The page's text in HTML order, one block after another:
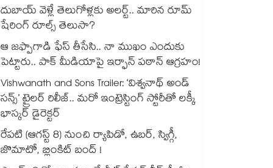
దుబాయ్ వెళ్లే తెలుగోళ్లకు అలర్ట్.. మారిన రూమ్
షేరింగ్‌ రూల్స్ తెలుసా?
ఆ జఫ్పాగాడి ఫేస్ తీసేసి.. నా ముఖం ఎందుకు
పెట్టారు.. పాక్ మీడియాపై ఇర్ఫాన్ పఠాన్ ఆగ్రహం!
Vishwanath and Sons Trailer: ‘విశ్వనాథ్ అండ్
సన్స్’ ట్రైలర్ రిలీజ్.. మరో ఇంట్రెస్టింగ్ స్టోరీతో లక్కీ
భాస్కర్ డైరెక్టర్
రేపటి (ఆగస్ట్ 8) నుంచి ర్యాపిడో, ఉబర్, స్విగ్గీ,
జొమాటో, బ్లింకిట్ బంద్ !